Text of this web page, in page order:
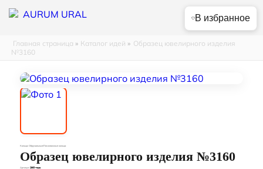
Главная страница » Каталог идей » Образец ювелирного изделия
№3160
Кольца: Обручальные/Помолвочные кольца
Образец ювелирного изделия №3160
Артикул: 2589-пара
В избранное